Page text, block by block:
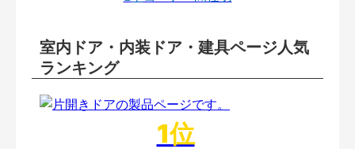
室内ドア・内装ドア・建具ページ人気
ランキング